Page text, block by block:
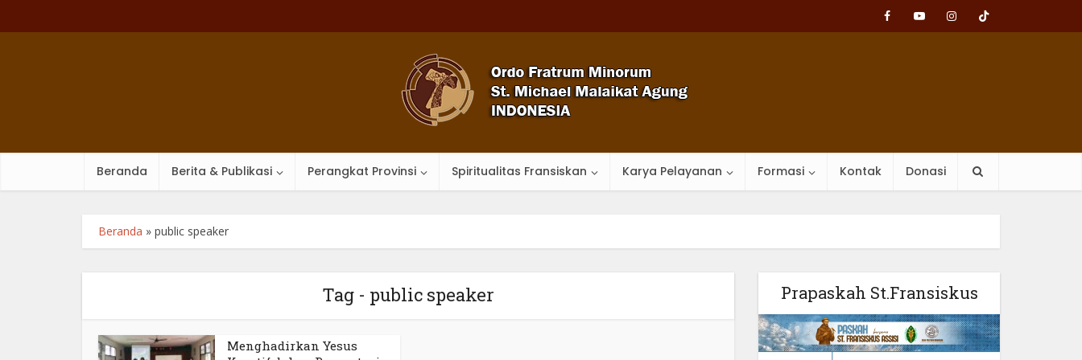
Beranda Berita & Publikasi Perangkat Provinsi Spiritualitas Fransiskan Karya Pelayanan Formasi Kontak Donasi
Beranda » public speaker
Tag - public speaker
Menghadirkan Yesus
Prapaskah St.Fransiskus